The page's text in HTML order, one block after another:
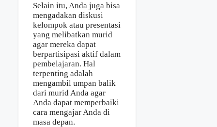
Selain itu, Anda juga bisa
mengadakan diskusi
kelompok atau presentasi
yang melibatkan murid
agar mereka dapat
berpartisipasi aktif dalam
pembelajaran. Hal
terpenting adalah
mengambil umpan balik
dari murid Anda agar
Anda dapat memperbaiki
cara mengajar Anda di
masa depan.